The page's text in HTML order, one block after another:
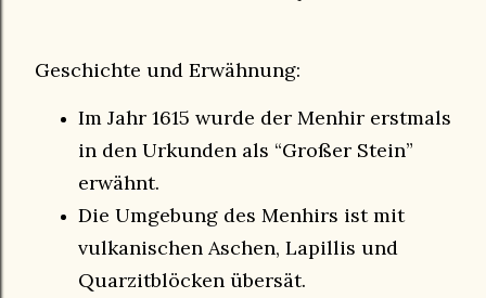
Geschichte und Erwähnung:
Im Jahr 1615 wurde der Menhir erstmals
in den Urkunden als “Großer Stein”
erwähnt.
Die Umgebung des Menhirs ist mit
vulkanischen Aschen, Lapillis und
Quarzitblöcken übersät.